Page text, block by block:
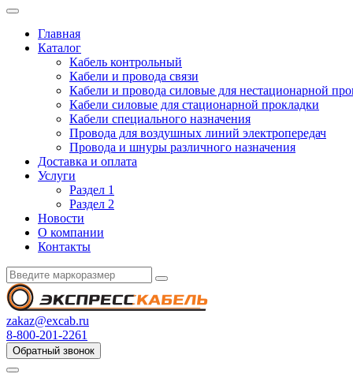
Главная
Каталог
Кабель контрольный
Кабели и провода связи
Кабели и провода силовые для нестационарной
Кабели силовые для стационарной прокладки
Кабели специального назначения
Провода для воздушных линий электропередач
Провода и шнуры различного назначения
Доставка и оплата
Услуги
Раздел 1
Раздел 2
Новости
О компании
Контакты
zakaz@excab.ru
8-800-201-2261
Обратный звонок